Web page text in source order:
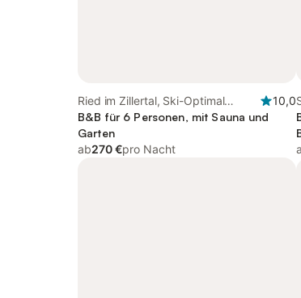
Ried im Zillertal, Ski-Optimal
Hochzillertal
10,0
B&B für 6 Personen, mit Sauna und
Garten
ab270 €pro Nacht